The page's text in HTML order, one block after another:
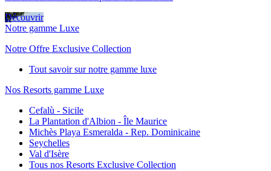
Découvrir
Notre gamme Luxe
Notre Offre Exclusive Collection
Tout savoir sur notre gamme luxe
Nos Resorts gamme Luxe
Cefalù - Sicile
La Plantation d'Albion - Île Maurice
Michès Playa Esmeralda - Rep. Dominicaine
Seychelles
Val d'Isère
Tous nos Resorts Exclusive Collection